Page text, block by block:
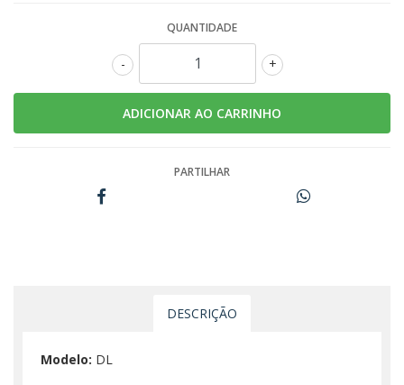
QUANTIDADE
+
-
PARTILHAR
DESCRIÇÃO
Modelo: DL